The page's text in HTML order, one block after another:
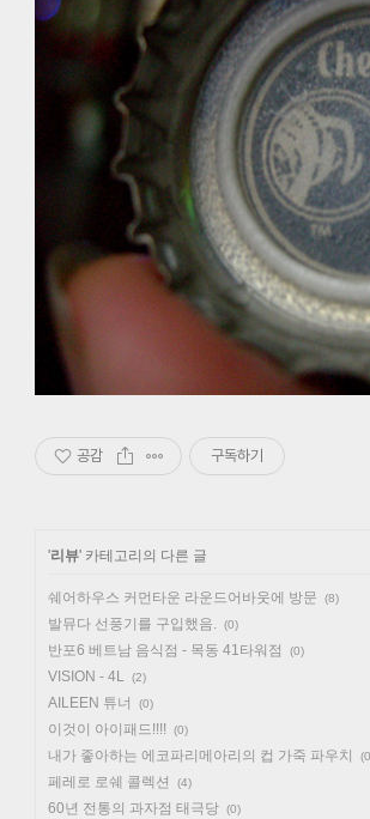
공감 구독하기
'리뷰' 카테고리의 다른 글
쉐어하우스 커먼타운 라운드어바웃에 방문 (8)
발뮤다 선풍기를 구입했음. (0)
반포6 베트남 음식점 - 목동 41타워점 (0)
VISION - 4L (2)
AILEEN 튜너 (0)
이것이 아이패드!!!! (0)
내가 좋아하는 에코파리메아리의 컵 가죽 파우치
페레로 로쉐 콜렉션 (4)
60년 전통의 과자점 태극당 (0)